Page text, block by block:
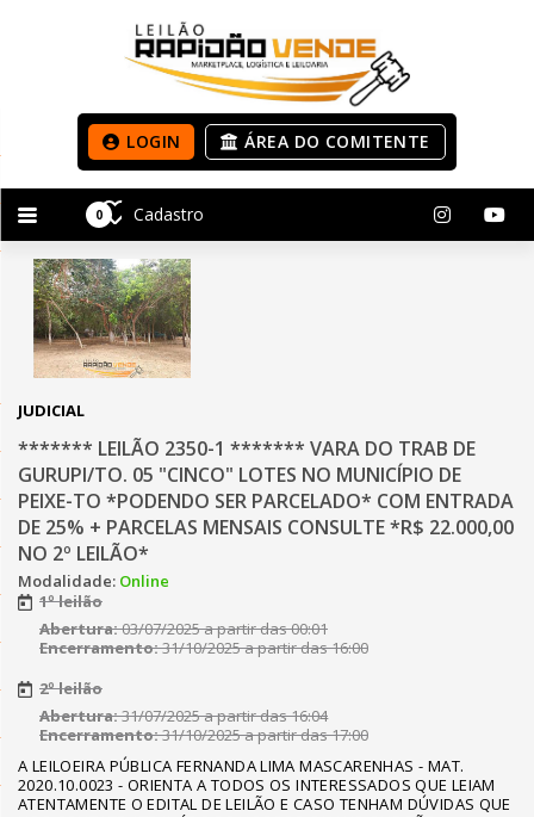
0 Cadastro
LOGIN ÁREA DO COMITENTE
JUDICIAL
******* LEILÃO 2350-1 ******* VARA DO TRAB DE
GURUPI/TO. 05 "CINCO" LOTES NO MUNICÍPIO DE
PEIXE-TO *PODENDO SER PARCELADO* COM ENTRADA
DE 25% + PARCELAS MENSAIS CONSULTE *R$ 22.000,00
NO 2º LEILÃO*
Modalidade: Online
1º leilão
Abertura:03/07/2025 a partir das 00:01
Encerramento:31/10/2025 a partir das 16:00
2º leilão
Abertura:31/07/2025 a partir das 16:04
Encerramento:31/10/2025 a partir das 17:00
A LEILOEIRA PÚBLICA FERNANDA LIMA MASCARENHAS - MAT.
2020.10.0023 - ORIENTA A TODOS OS INTERESSADOS QUE LEIAM
ATENTAMENTE O EDITAL DE LEILÃO E CASO TENHAM DÚVIDAS QUE